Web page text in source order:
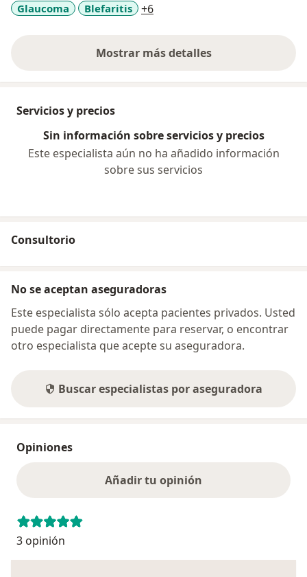
Glaucoma
Blefaritis +6a11y_sr_more_diseases
Mostrar más detalles
sobre la experiencia
Servicios y precios
Sin información sobre servicios y precios
Este especialista aún no ha añadido información
sobre sus servicios
Consultorio
No se aceptan aseguradoras
Este especialista sólo acepta pacientes privados. Usted
puede pagar directamente para reservar, o encontrar
otro especialista que acepte su aseguradora.
Buscar especialistas por aseguradora
Opiniones
Añadir tu opinión
3 opinión